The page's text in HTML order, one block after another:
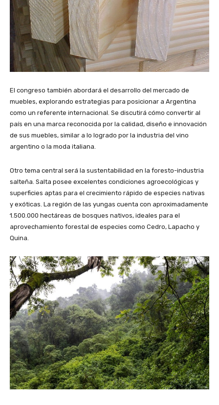
El congreso también abordará el desarrollo del mercado de
muebles, explorando estrategias para posicionar a Argentina
como un referente internacional. Se discutirá cómo convertir al
país en una marca reconocida por la calidad, diseño e innovación
de sus muebles, similar a lo logrado por la industria del vino
argentino o la moda italiana.
Otro tema central será la sustentabilidad en la foresto-industria
salteña. Salta posee excelentes condiciones agroecológicas y
superficies aptas para el crecimiento rápido de especies nativas
y exóticas. La región de las yungas cuenta con aproximadamente
1.500.000 hectáreas de bosques nativos, ideales para el
aprovechamiento forestal de especies como Cedro, Lapacho y
Quina.